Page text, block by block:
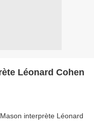
Léonard Cohen